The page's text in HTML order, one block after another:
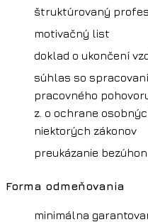
štruktúrovaný
motivačný list
doklad o ukončení
súhlas so
pracovného
z. o ochrane
niektorých zákonov
preukázanie
Forma odmeňovania
minimálna